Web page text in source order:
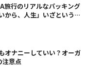
旅行のリアルなパッキング
から、人生」いざというと
オナニーしていい？オーガ
注意点